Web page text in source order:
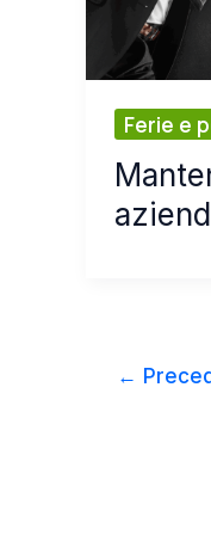
Ferie e
←